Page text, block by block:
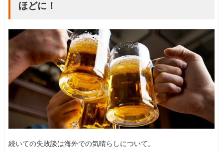
ほどに！
続いての失敗談は海外での気晴らしについて。